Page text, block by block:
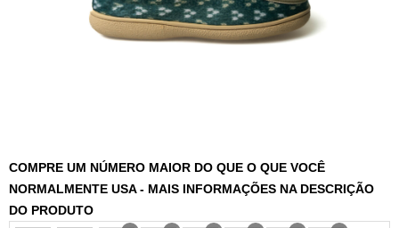
COMPRE UM NÚMERO MAIOR DO QUE O QUE VOCÊ
NORMALMENTE USA - MAIS INFORMAÇÕES NA DESCRIÇÃO
DO PRODUTO